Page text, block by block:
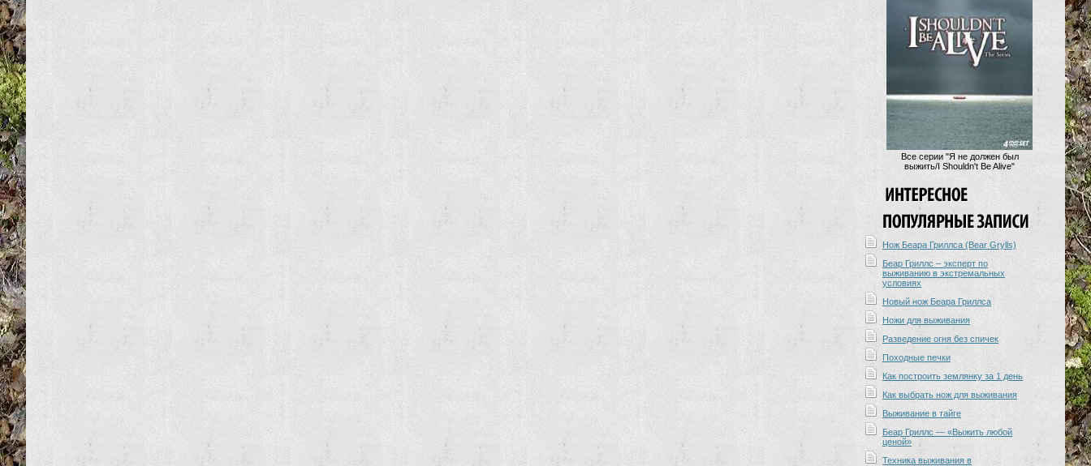
Все серии "Я не должен был
выжить/I Shouldn't Be Alive"
Нож Беара Гриллса (Bear Grylls)
Беар Гриллс – эксперт по
выживанию в экстремальных
условиях
Новый нож Беара Гриллса
Ножи для выживания
Разведение огня без спичек
Походные печки
Как построить землянку за 1 день
Как выбрать нож для выживания
Выживание в тайге
Беар Гриллс — «Выжить любой
ценой»
Техника выживания в